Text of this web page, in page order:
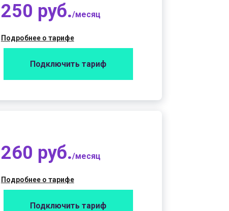
250 руб./месяц
Подробнее о тарифе
Подключить тариф
260 руб./месяц
Подробнее о тарифе
Подключить тариф